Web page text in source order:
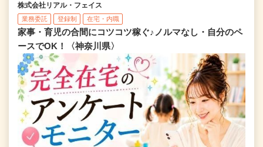
株式会社リアル・フェイス
業務委託 登録制 在宅・内職
家事・育児の合間にコツコツ稼ぐ♪ノルマなし・自分のペ
ースでOK！〈神奈川県〉